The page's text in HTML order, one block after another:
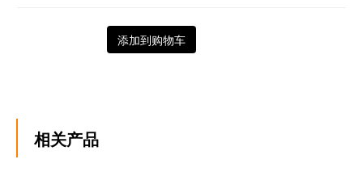
添加到购物车
相关产品